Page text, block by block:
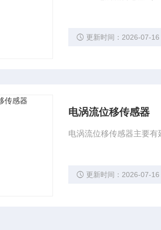
更新时间：2026-07-16
电涡流位移传感器
电涡流位移传感器主要
更新时间：2026-07-16